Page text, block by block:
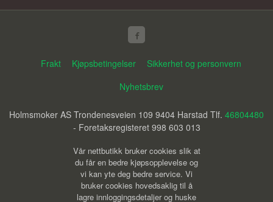
Frakt Kjøpsbetingelser
Sikkerhet og personvern
Nyhetsbrev
Holmsmoker AS Trondenesveien 109 9404 Harstad Tlf. 46804480
- Foretaksregisteret 998 603 013
Vår nettbutikk bruker cookies slik at
du får en bedre kjøpsopplevelse og
vi kan yte deg bedre service. Vi
bruker cookies hovedsaklig til å
lagre innloggingsdetaljer og huske